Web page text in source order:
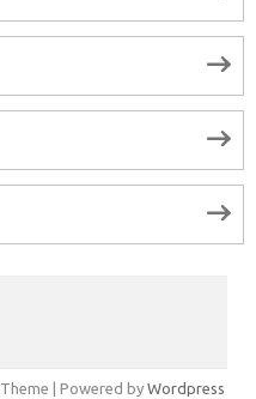
Theme | Powered by Wordpress